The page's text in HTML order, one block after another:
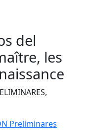
del
les
Preliminares